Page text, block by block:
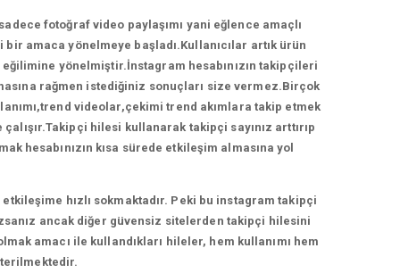
fotoğraf video paylaşımı yani eğlence amaçlı
amaca yönelmeye başladı.Kullanıcılar artık ürün
yönelmiştir.İnstagram hesabınızın takipçileri
rağmen istediğiniz sonuçları size vermez.Birçok
videolar,çekimi trend akımlara takip etmek
hilesi kullanarak takipçi sayınız arttırıp
hesabınızın kısa sürede etkileşim almasına yol
hızlı sokmaktadır. Peki bu instagram takipçi
ancak diğer güvensiz sitelerden takipçi hilesini
amacı ile kullandıkları hileler, hem kullanımı hem